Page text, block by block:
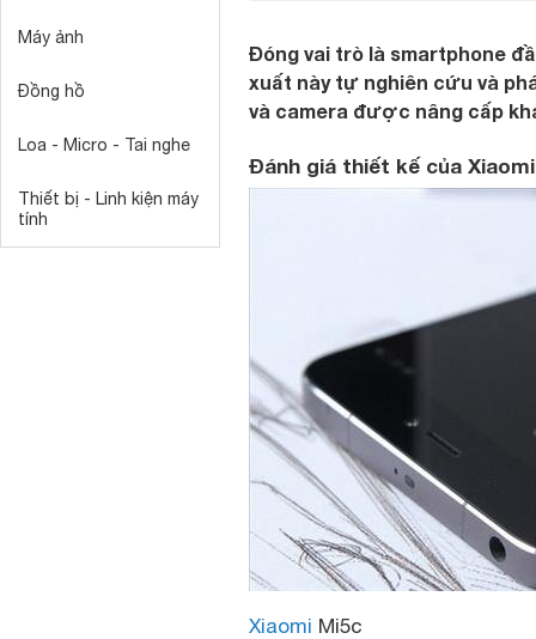
Máy ảnh
Đồng hồ
Loa - Micro - Tai nghe
Thiết bị - Linh kiện máy
tính
Đóng vai trò là smartphone
xuất này tự nghiên cứu và
và camera được nâng cấp
Đánh giá thiết kế của
Xiaomi Mi5c